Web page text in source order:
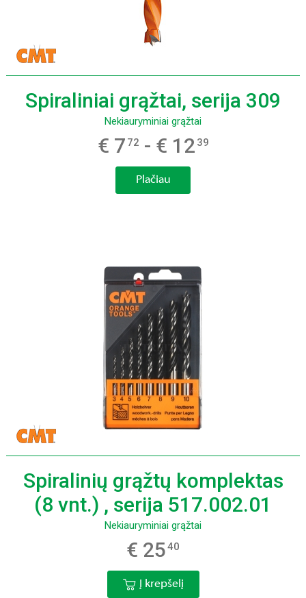
Spiraliniai grąžtai, serija 309
Nekiauryminiai grąžtai
€ 7 72 - € 12 39
Plačiau
Spiralinių grąžtų komplektas
(8 vnt.) , serija 517.002.01
Nekiauryminiai grąžtai
€ 2540
Į krepšelį